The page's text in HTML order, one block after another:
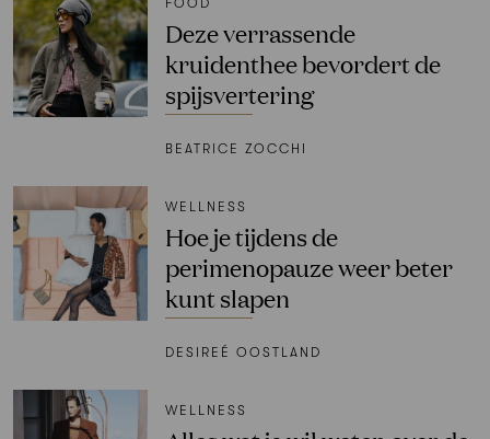
FOOD
Deze verrassende
kruidenthee bevordert de
spijsvertering
BEATRICE ZOCCHI
WELLNESS
Hoe je tijdens de
perimenopauze weer beter
kunt slapen
DESIREÉ OOSTLAND
WELLNESS